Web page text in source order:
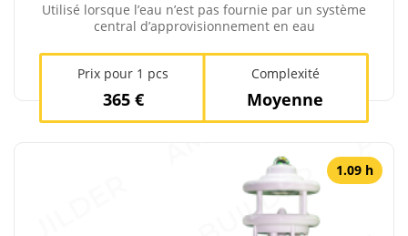
Utilisé lorsque l’eau n’est pas fournie par un système
central d’approvisionnement en eau
Prix ​​pour 1 pcs
365 €
Complexité
Moyenne
1.09 h